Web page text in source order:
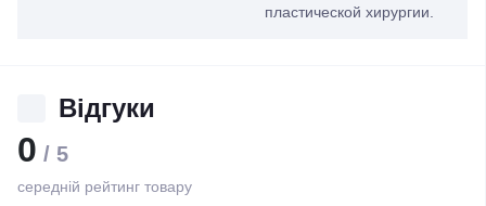
пластической хирургии.
Відгуки
0 / 5
середній рейтинг товару